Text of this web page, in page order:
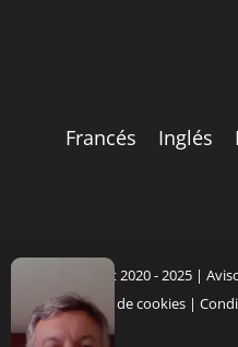
Francés Inglés
Copyright 2020 - 2025 |
Política de cookies|